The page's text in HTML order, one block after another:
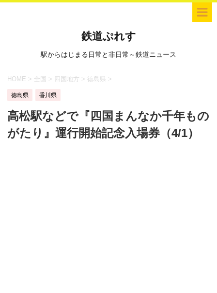
鉄道ぷれす
駅からはじまる日常と非日常～鉄道ニュース
HOME > 全国 > 四国地方 > 徳島県 >
徳島県 香川県
高松駅などで『四国まんなか千年もの
がたり』運行開始記念入場券（4/1）